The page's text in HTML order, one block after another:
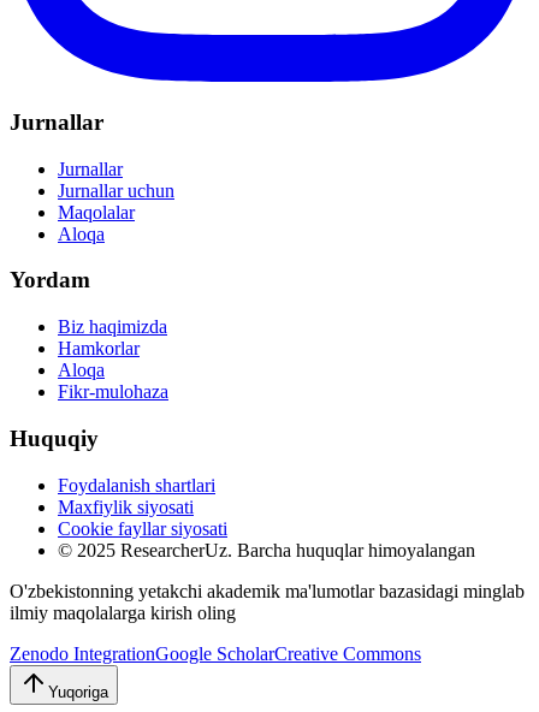
Jurnallar
Jurnallar
Jurnallar uchun
Maqolalar
Aloqa
Yordam
Biz haqimizda
Hamkorlar
Aloqa
Fikr-mulohaza
Huquqiy
Foydalanish shartlari
Maxfiylik siyosati
Cookie fayllar siyosati
© 2025 ResearcherUz. Barcha huquqlar himoyalangan
O'zbekistonning yetakchi akademik ma'lumotlar bazasidagi minglab
ilmiy maqolalarga kirish oling
Zenodo IntegrationGoogle ScholarCreative Commons
Yuqoriga